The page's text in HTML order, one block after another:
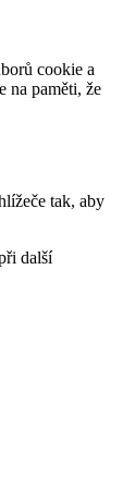
cookie a
na paměti, že
tak, aby
další